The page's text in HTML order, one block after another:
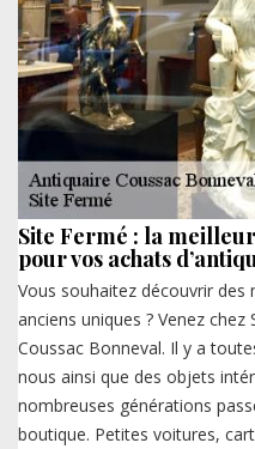
Site Fermé : la
pour vos achats
Vous souhaitez découvrir
anciens uniques ? Venez
Coussac Bonneval. Il y a
nous ainsi que des objets
nombreuses générations
boutique. Petites voitures,